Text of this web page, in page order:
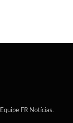
Equipe FR Notícias.